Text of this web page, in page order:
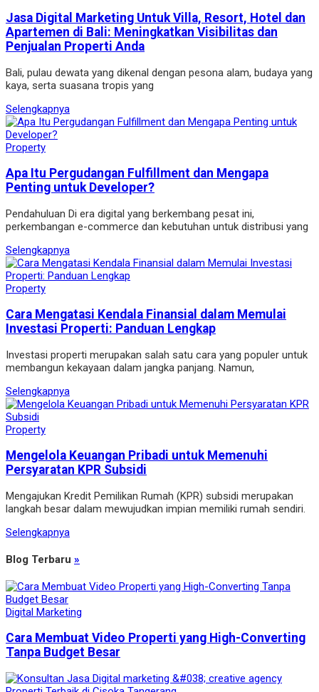
Jasa Digital Marketing Untuk Villa, Resort, Hotel dan
Apartemen di Bali: Meningkatkan Visibilitas dan
Penjualan Properti Anda
Bali, pulau dewata yang dikenal dengan pesona alam, budaya yang
kaya, serta suasana tropis yang
Selengkapnya
Property
Apa Itu Pergudangan Fulfillment dan Mengapa
Penting untuk Developer?
Pendahuluan Di era digital yang berkembang pesat ini,
perkembangan e-commerce dan kebutuhan untuk distribusi yang
Selengkapnya
Property
Cara Mengatasi Kendala Finansial dalam Memulai
Investasi Properti: Panduan Lengkap
Investasi properti merupakan salah satu cara yang populer untuk
membangun kekayaan dalam jangka panjang. Namun,
Selengkapnya
Property
Mengelola Keuangan Pribadi untuk Memenuhi
Persyaratan KPR Subsidi
Mengajukan Kredit Pemilikan Rumah (KPR) subsidi merupakan
langkah besar dalam mewujudkan impian memiliki rumah sendiri.
Selengkapnya
Blog Terbaru »
Digital Marketing
Cara Membuat Video Properti yang High-Converting
Tanpa Budget Besar